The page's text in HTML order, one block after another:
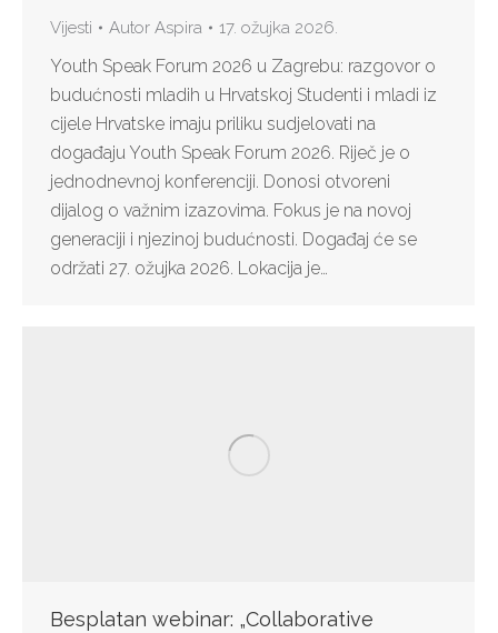
Vijesti Autor Aspira 17. ožujka 2026.
Youth Speak Forum 2026 u Zagrebu: razgovor o
budućnosti mladih u Hrvatskoj Studenti i mladi iz
cijele Hrvatske imaju priliku sudjelovati na
događaju Youth Speak Forum 2026. Riječ je o
jednodnevnoj konferenciji. Donosi otvoreni
dijalog o važnim izazovima. Fokus je na novoj
generaciji i njezinoj budućnosti. Događaj će se
održati 27. ožujka 2026. Lokacija je…
Besplatan webinar: „Collaborative